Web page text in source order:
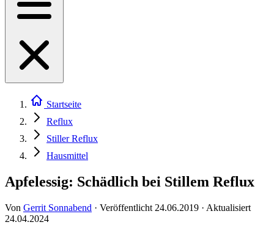
Startseite
Reflux
Stiller Reflux
Hausmittel
Apfelessig: Schädlich bei Stillem Reflux
Von Gerrit Sonnabend · Veröffentlicht 24.06.2019 · Aktualisiert
24.04.2024